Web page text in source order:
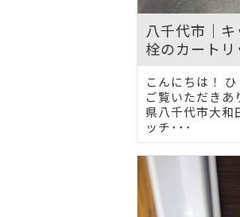
八千代市｜
栓のカート
こんにちは！
ご覧いただきあ
県八千代市大和
ッチ･･･